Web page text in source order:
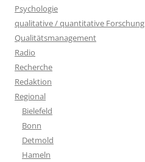
Psychologie
qualitative / quantitative Forschung
Qualitätsmanagement
Radio
Recherche
Redaktion
Regional
Bielefeld
Bonn
Detmold
Hameln